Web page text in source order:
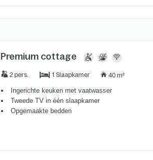
Premium cottage
2 pers. 1 Slaapkamer 40 m²
Ingerichte keuken met vaatwasser
Tweede TV in één slaapkamer
Opgemaakte bedden